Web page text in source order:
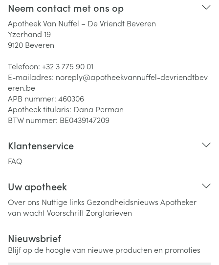
Neem contact met ons op
Apotheek Van Nuffel – De Vriendt Beveren
Yzerhand 19
9120 Beveren
Telefoon: +32 3 775 90 01
E-mailadres: noreply@apotheekvannuffel-devriendtbev
eren.be
APB nummer: 460306
Apotheek titularis: Dana Perman
BTW nummer: BE0439147209
Klantenservice
FAQ
Uw apotheek
Over ons Nuttige links Gezondheidsnieuws Apotheker
van wachtVoorschriftZorgtarieven
Nieuwsbrief
Blijf op de hoogte van nieuwe producten en promoties